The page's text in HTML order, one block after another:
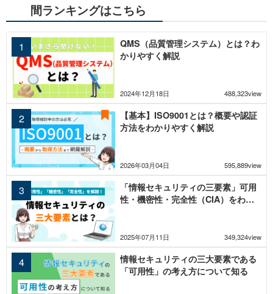
間ランキングはこちら
2024年12月18日 488,323view
QMS（品質管理システム）とは？わ
かりやすく解説
2026年03月04日 595,889view
【基本】ISO9001とは？概要や認証
方法をわかりやすく解説
2025年07月11日 349,324view
「情報セキュリティの三要素」可用
性・機密性・完全性（CIA）をわか
情報セキュリティの三大要素である
「可用性」の考え方について知る